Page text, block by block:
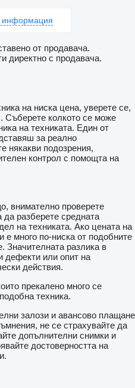
информация
от продавача.
директно с продавача.
на ниска цена, уверете се,
Съберете колкото се може
на техниката. Един от
за реално
някакви подозрения,
контрол с помощта на
внимателно проверете
разберете средната
на техниката. Ако цената на
е много по-ниска от подобните
Значителната разлика в
дефекти или опит на
действия.
прекалено много се
техника.
залози и авансово плащане
не се страхувайте да
допълнителни снимки и
достоверността на